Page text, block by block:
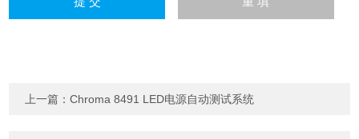
上一篇：Chroma 8491 LED电源自动测试系统